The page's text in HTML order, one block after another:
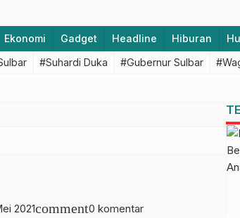
Ekonomi Gadget Headline Hiburan
#Suhardi Duka #Gubernur Sulbar
2021comment0 komentar